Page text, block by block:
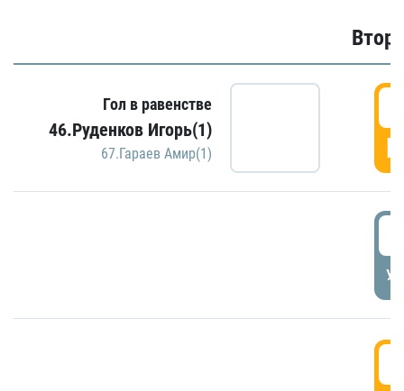
Гол в равенстве
46.Руденков Игорь(1)
67.Гараев Амир(1)